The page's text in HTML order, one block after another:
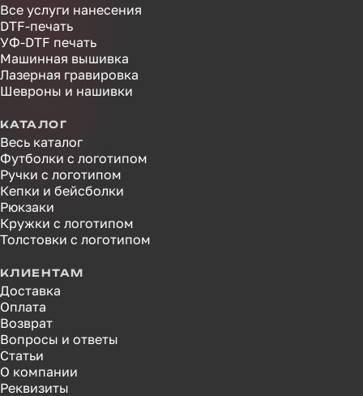
Все услуги нанесения
DTF-печать
УФ-DTF печать
Машинная вышивка
Лазерная гравировка
Шевроны и нашивки
КАТАЛОГ
Весь каталог
Футболки с логотипом
Ручки с логотипом
Кепки и бейсболки
Рюкзаки
Кружки с логотипом
Толстовки с логотипом
КЛИЕНТАМ
Доставка
Оплата
Возврат
Вопросы и ответы
Статьи
О компании
Реквизиты